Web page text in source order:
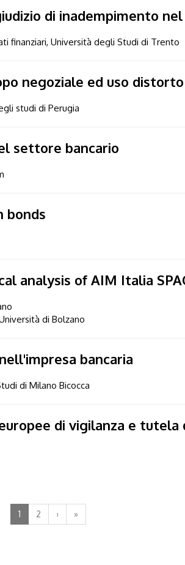
di inadempimento
finanziari, Università degli Studi di Trento
negoziale ed uso distorto
studi di Perugia
settore bancario
bonds
analysis of AIM Italia
di Bolzano
bancaria
di Milano Bicocca
di vigilanza e
1 2 › »